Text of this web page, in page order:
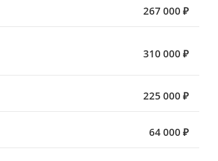
267 000 ₽
310 000 ₽
225 000 ₽
64 000 ₽